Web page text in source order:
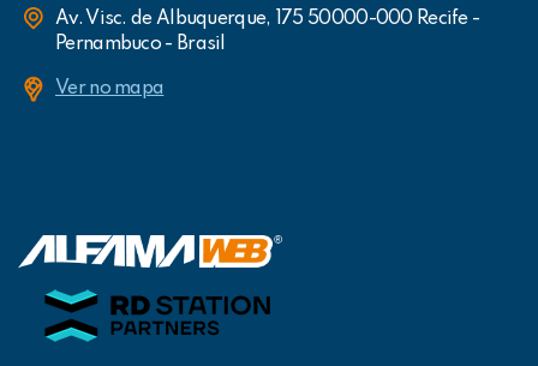
Av. Visc. de Albuquerque, 175 50000-000 Recife -
Pernambuco - Brasil
Ver no mapa